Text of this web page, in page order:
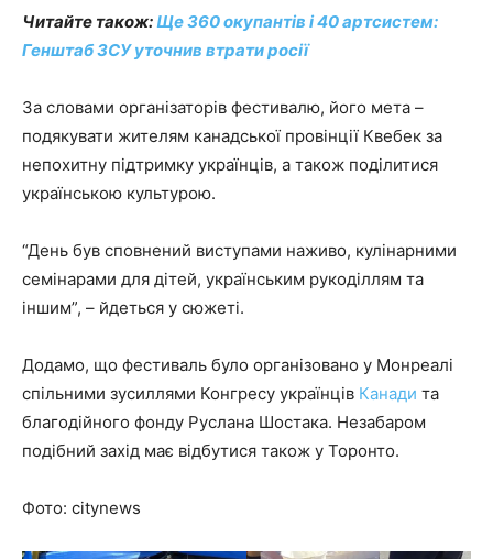
Читайте також: Ще 360 окупантів і 40 артсистем:
Генштаб ЗСУ уточнив втрати росії
За словами організаторів фестивалю, його мета –
подякувати жителям канадської провінції Квебек за
непохитну підтримку українців, а також поділитися
українською культурою.
“День був сповнений виступами наживо, кулінарними
семінарами для дітей, українським рукоділлям та
іншим”, – йдеться у сюжеті.
Додамо, що фестиваль було організовано у Монреалі
спільними зусиллями Конгресу українців Канади та
благодійного фонду Руслана Шостака. Незабаром
подібний захід має відбутися також у Торонто.
Фото: citynews